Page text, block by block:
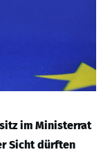
im Ministerrat
Sicht dürften